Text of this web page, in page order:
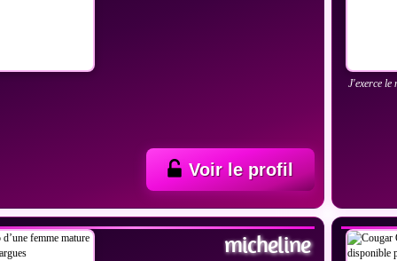
Voir le profil
J'exerce le
micheline
VOIR